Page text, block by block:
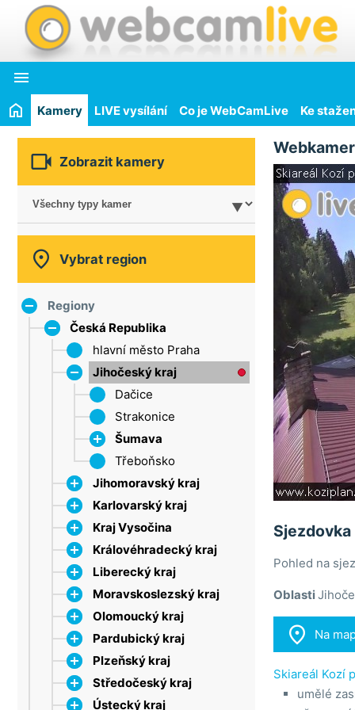

Kamery LIVE vysílání Co je WebCamLive Ke
 Zobrazit kamery
 Vybrat region
Regiony
Česká Republika
hlavní město Praha
Jihočeský kraj
Dačice
Strakonice
Šumava
Lipno
Třeboňsko
Jihomoravský kraj
Bílé Karpaty
Břeclav
Brno
Drahanská vrchovina
Moravský kras
Olešnice
Pálava
Tišnov
Vranov nad Dyjí
Znojmo
Karlovarský kraj
Krušné hory
Mariánské Lázně
Sokolov
Kraj Vysočina
Jihlava
Třebíč
Velké Meziříčí
Žďárské vrchy
Královéhradecký kraj
CHKO Broumovsko
Broumovská
vrchovina
Jestřebí hory
Dobruška
Hradec Králové
Krkonoše (HK)
Špindlerův Mlýn
Nová Paka
Orlické hory
Trutnov
Liberecký kraj
Český ráj
Jablonec nad Nisou
Jizerské hory
Krkonoše
Benecko
Harrachov
Liberec
Máchovo jezero
Moravskoslezský kraj
Beskydy
Frýdek-Místek
Jeseníky (MS)
Opava
Ostrava
Olomoucký kraj
Jeseníky
Branná
Velké Losiny
Litovel
Nízký Jeseník
Oderské vrchy
Pardubický kraj
Chrudim
Jeseníky (P)
Litomyšl
Plzeňský kraj
Brdy (PLZ)
Český les
Středočeský kraj
Brdy
Ústecký kraj
Sjezdovka
Pohled na
Oblasti
 Na
Skiareál Kozí
umělé